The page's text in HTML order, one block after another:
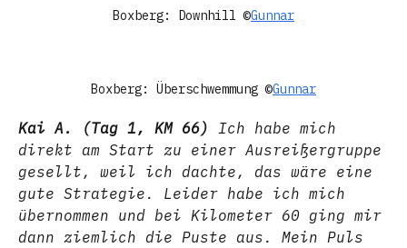
Boxberg: Downhill ©Gunnar
Boxberg: Überschwemmung ©Gunnar
Kai A. (Tag 1, KM 66) Ich habe mich
direkt am Start zu einer Ausreißergruppe
gesellt, weil ich dachte, das wäre eine
gute Strategie. Leider habe ich mich
übernommen und bei Kilometer 60 ging mir
dann ziemlich die Puste aus. Mein Puls